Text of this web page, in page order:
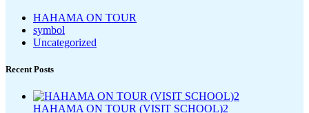
HAHAMA ON TOUR
symbol
Uncategorized
Recent Posts
HAHAMA ON TOUR (VISIT SCHOOL)2